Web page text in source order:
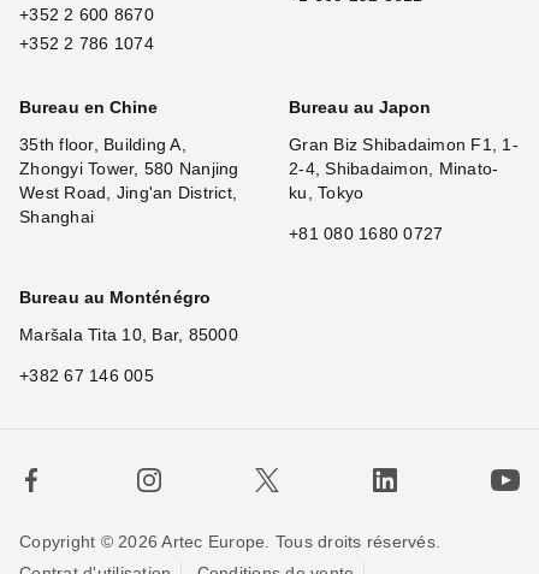
+352 2 600 8670
+352 2 786 1074
Bureau en Chine
35th floor, Building A,
Zhongyi Tower, 580 Nanjing
West Road, Jing'an District,
Shanghai
Bureau au Japon
Gran Biz Shibadaimon F1, 1-
2-4, Shibadaimon, Minato-
ku, Tokyo
+81 080 1680 0727
Bureau au Monténégro
Maršala Tita 10, Bar, 85000
+382 67 146 005
Copyright © 2026 Artec Europe. Tous droits réservés.